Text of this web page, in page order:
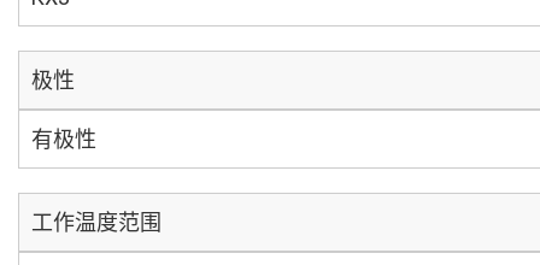
极性
有极性
工作温度范围